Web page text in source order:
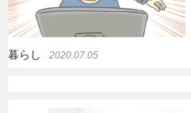
暮らし 2020.07.05